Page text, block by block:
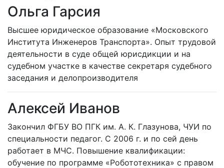
Ольга Гарсия
Высшее юридическое образование «Московского
Института Инженеров Транспорта». Опыт трудовой
деятельности в суде общей юрисдикции и на
судебном участке в качестве секретаря судебного
заседания и делопроизводителя
Алексей Иванов
Закончил ФГБУ ВО ПГК им. А. К. Глазунова, ЧУИ по
специальности педагог. С 2006 г. и по сей день
работает в МЧС. Повышение квалификации:
обучение по программе «Робототехника» с правом